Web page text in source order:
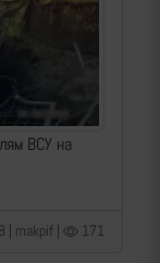
ВСУ на
| makpif | 171